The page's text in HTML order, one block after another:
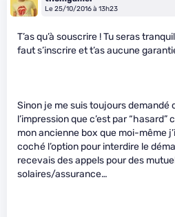
Le 25/10/2016 à 13h23
T’as qu’à souscrire ! Tu seras
faut s’inscrire et t’as aucune
Sinon je me suis toujours demandé
l’impression que c’est par
mon ancienne box que moi-même
coché l’option pour interdire le
recevais des appels pour des
solaires/assurance…